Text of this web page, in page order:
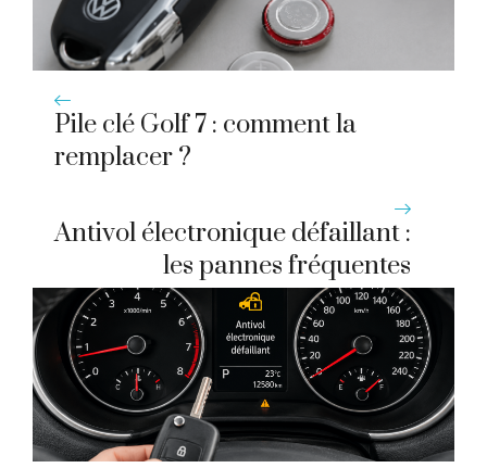
Pile clé Golf 7 : comment la
remplacer ?
Antivol électronique défaillant :
les pannes fréquentes